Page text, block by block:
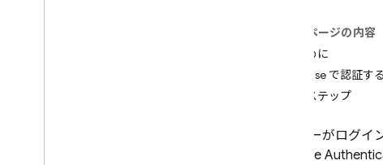
このページの内容
はじめに
Firebase で認証する
次のステップ
ユーザーがログ
Firebase